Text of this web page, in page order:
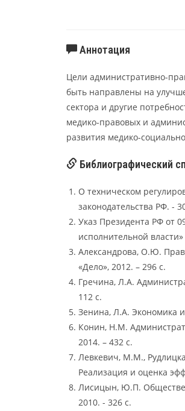
Аннотация
Цели административно-
быть направлены на
сектора и другие
медико-правовых и
развития медико-
Библиографический
О техническом
законодательства РФ. -
Указ Президента РФ от
исполнительной
Александрова, О.Ю.
«Дело», 2012. – 296 с.
Гречина, Л.А.
112 с.
Зенина, Л.А. Экономика
Конин, Н.М.
2014. – 432 с.
Левкевич, М.М.,
Реализация и оценка
Лисицын, Ю.П.
2010. - 326 с.